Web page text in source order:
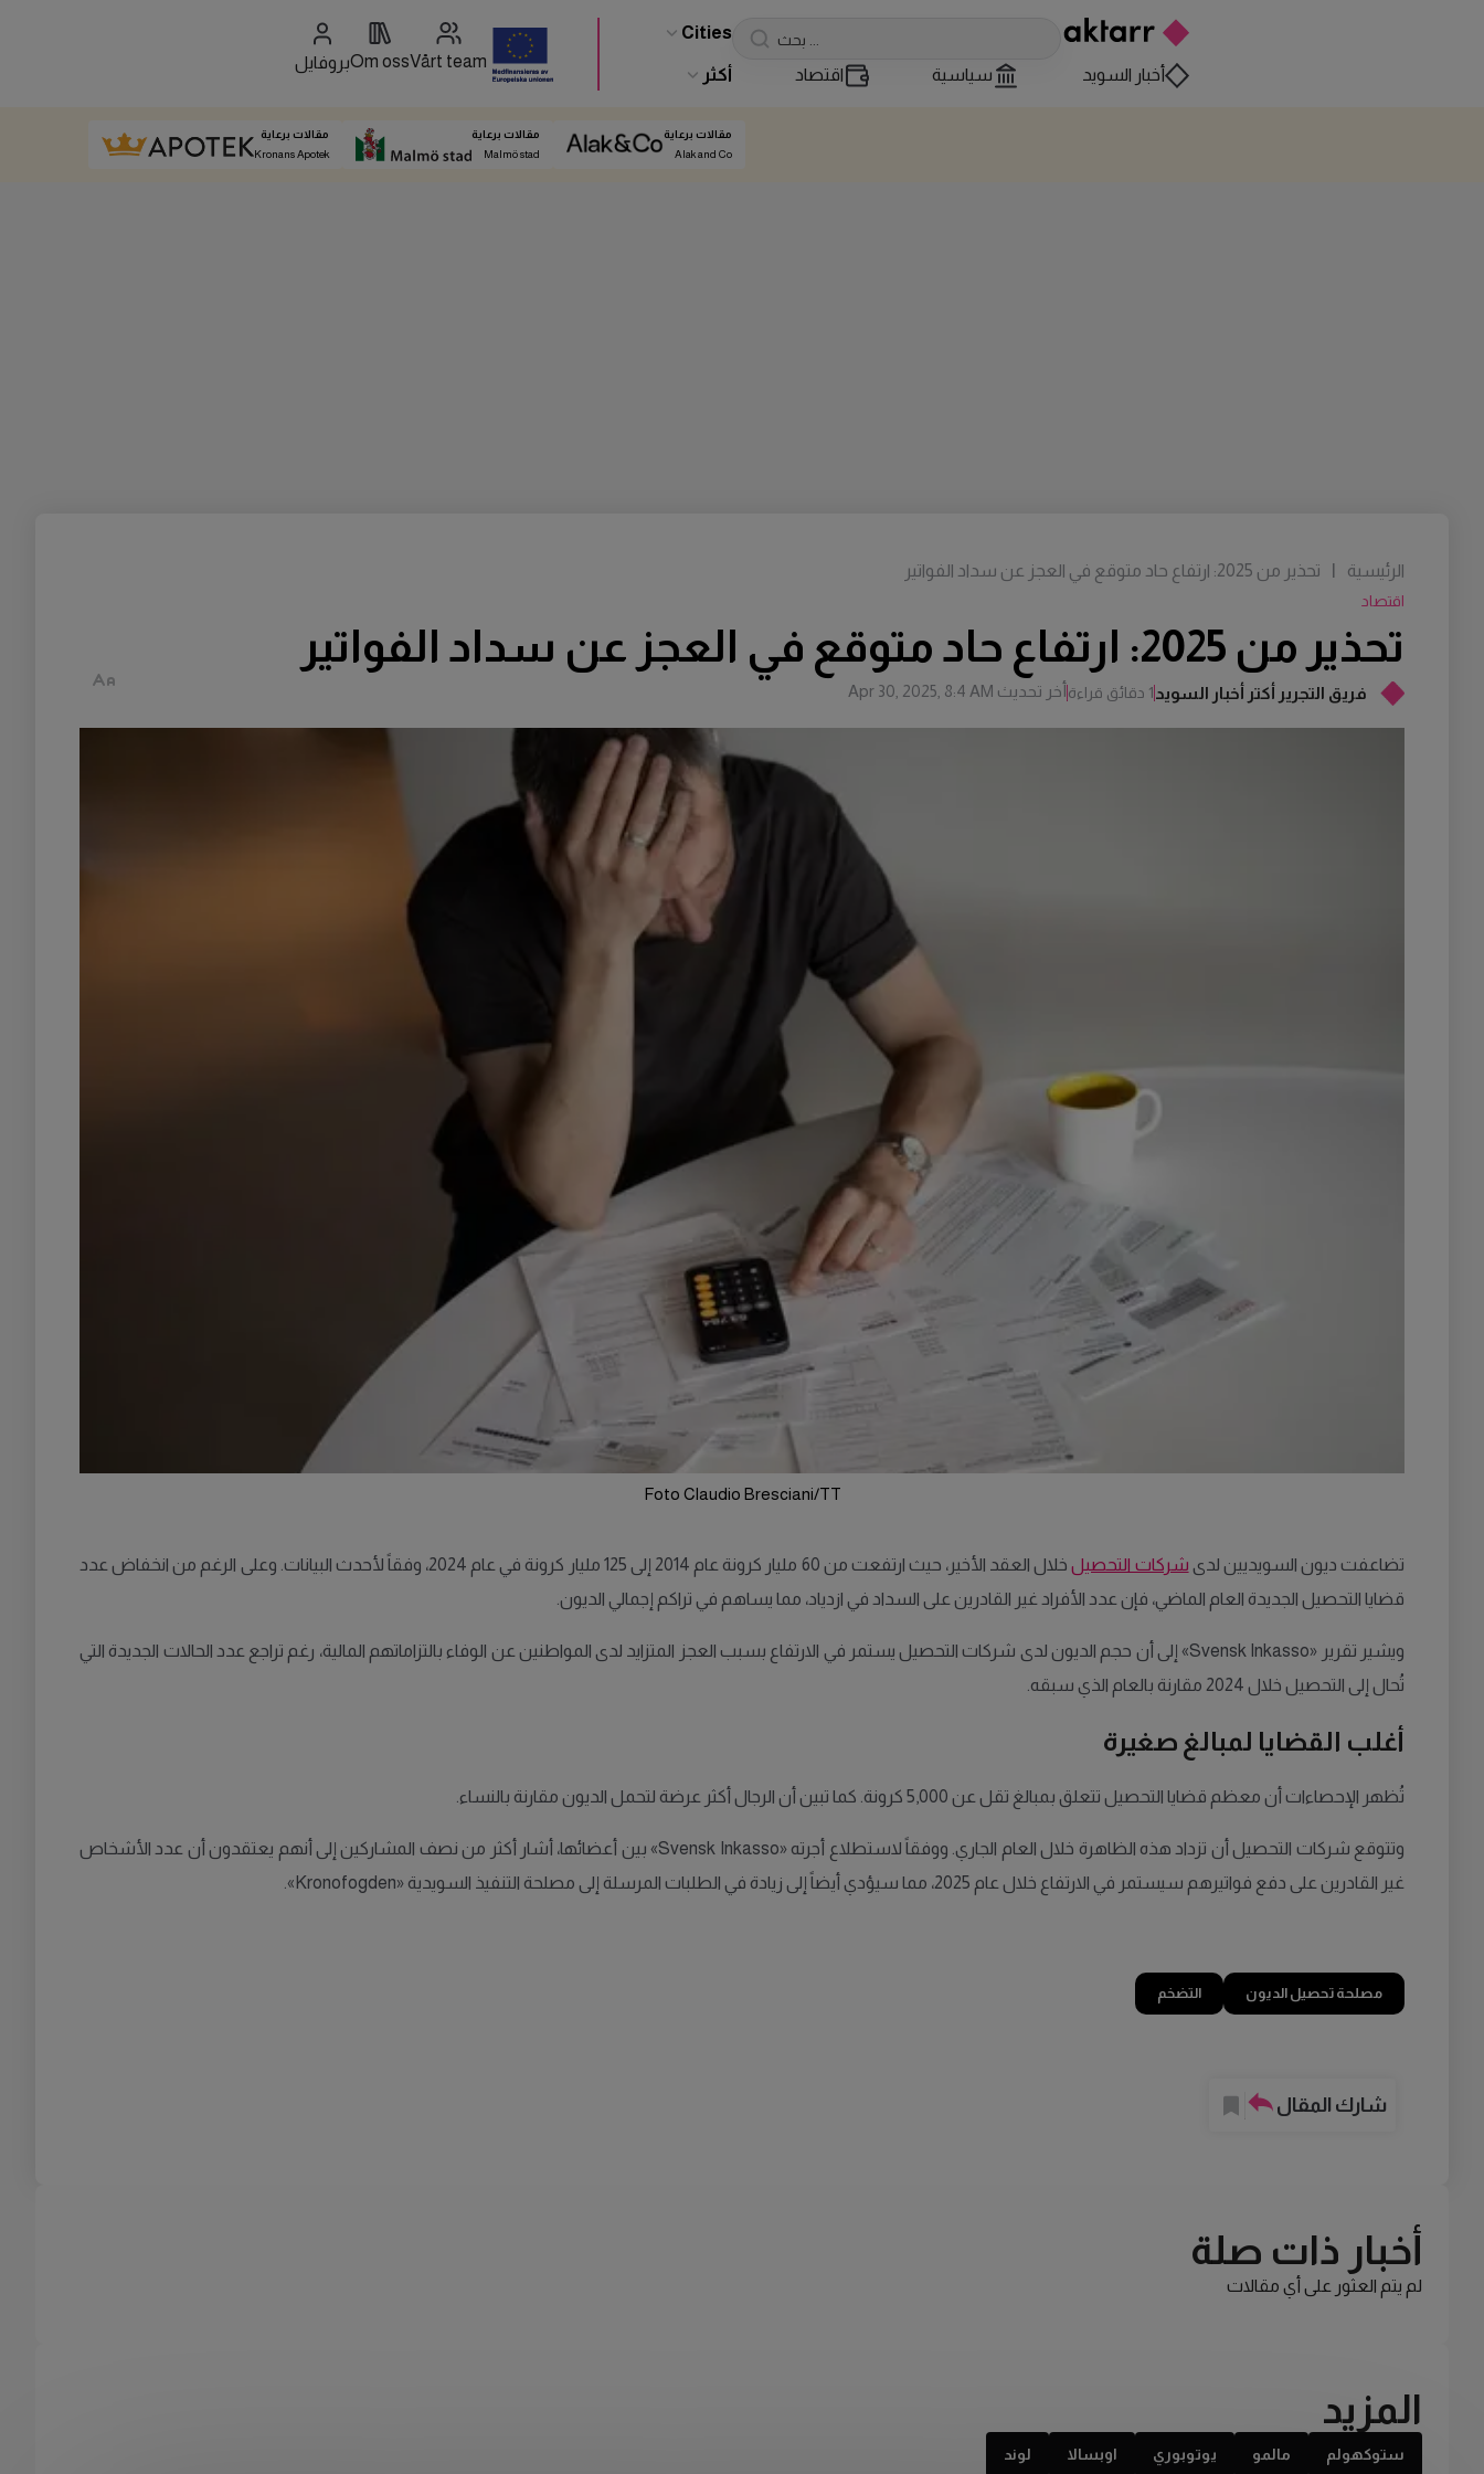
Cities
أخبار السويد سياسية اقتصاد أكثر
Vårt team
Om ossبروفايل
مقالات برعاية
Alak and Co
مقالات برعاية
Malmö stad
مقالات برعاية
Kronans Apotek
فريق التجرير أكتر أخبار السويد1 دقائق قراءة أخر تحديث Apr 30, 2025, 8:4 AM
تحذير من 2025: ارتفاع حاد متوقع في العجز عن سداد الفواتير
اقتصاد
الرئيسية تحذير من 2025: ارتفاع حاد متوقع في العجز عن سداد الفواتير
Foto Claudio Bresciani/TT
تضاعفت ديون السويديين لدى شركات التحصيل
خلال العقد الأخير، حيث ارتفعت من 60 مليار كرونة عام 2014 إلى 125 مليار كرونة في عام 2024، وفقاً لأحدث البيانات. وعلى الرغم من انخفاض عدد
قضايا التحصيل الجديدة العام الماضي، فإن عدد الأفراد غير القادرين على السداد في ازدياد، مما يساهم في تراكم إجمالي الديون.
ويشير تقرير «Svensk Inkasso» إلى أن حجم الديون لدى شركات التحصيل يستمر في الارتفاع بسبب العجز المتزايد لدى المواطنين عن الوفاء بالتزاماتهم المالية، رغم تراجع عدد الحالات الجديدة التي
تُحال إلى التحصيل خلال 2024 مقارنة بالعام الذي سبقه.
أغلب القضايا لمبالغ صغيرة
تُظهر الإحصاءات أن معظم قضايا التحصيل تتعلق بمبالغ تقل عن 5,000 كرونة. كما تبين أن الرجال أكثر عرضة لتحمل الديون مقارنة بالنساء.
وتتوقع شركات التحصيل أن تزداد هذه الظاهرة خلال العام الجاري. ووفقاً لاستطلاع أجرته «Svensk Inkasso» بين أعضائها، أشار أكثر من نصف المشاركين إلى أنهم يعتقدون أن عدد الأشخاص
غير القادرين على دفع فواتيرهم سيستمر في الارتفاع خلال عام 2025، مما سيؤدي أيضاً إلى زيادة في الطلبات المرسلة إلى مصلحة التنفيذ السويدية «Kronofogden».
مصلحة تحصيل الديون التضخم
شارك المقال
أخبار ذات صلة
لم يتم العثور على أي مقالات
المزيد
ستوكهولم مالمو يوتوبوري اوبسالا لوند